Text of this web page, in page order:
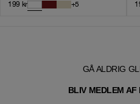
199 kr +5
GÅ ALDRIG
BLIV MEDLEM AF